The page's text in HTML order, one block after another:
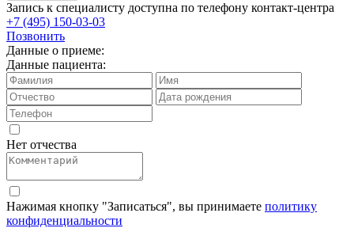
Запись к специалисту доступна по телефону контакт-центра
+7 (495) 150-03-03
Позвонить
Данные о приеме:
Данные пациента:
Нет отчества
Нажимая кнопку "Записаться", вы принимаете политику
конфиденциальности